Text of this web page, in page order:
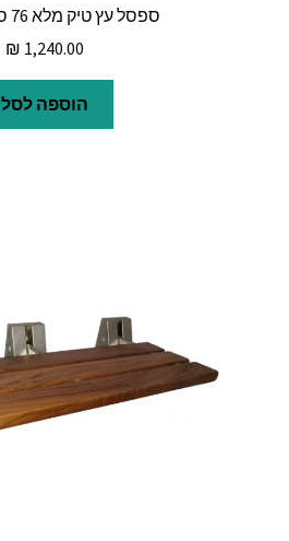
ספסל עץ טיק מלא 76 ס"מ מלבני
₪ 1,240.00
הוספה לסל